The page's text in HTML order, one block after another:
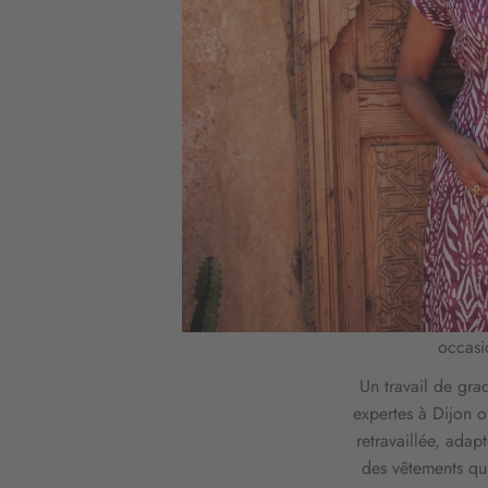
LES
"Styliste de
Déclinés du
propose des
toutes les
grâce à une
et des coupes,
plaisir pour
quotidien, au
Un travail de
expertes à Dijon
retravaillée,
des vêtements